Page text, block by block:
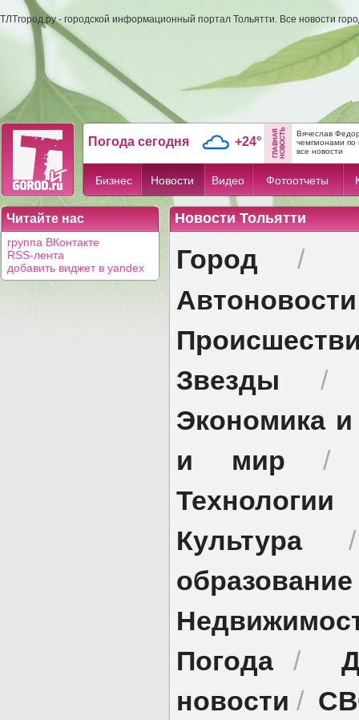
ТЛТгород.ру - городской информационный портал Тольятти. Все новости
Погода сегодня +24°
Вячеслав
чемпионами по
все новости
Бизнес Новости Видео Фотоотчеты
Читайте нас
группа ВКонтакте
RSS-лента
добавить виджет в yandex
Новости Тольятти
Город /
Автоновости
Звезды
Экономика
и мир
Технологии
Культура
образование
Погода/
новости /